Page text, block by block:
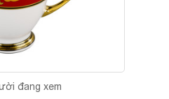
đang xem